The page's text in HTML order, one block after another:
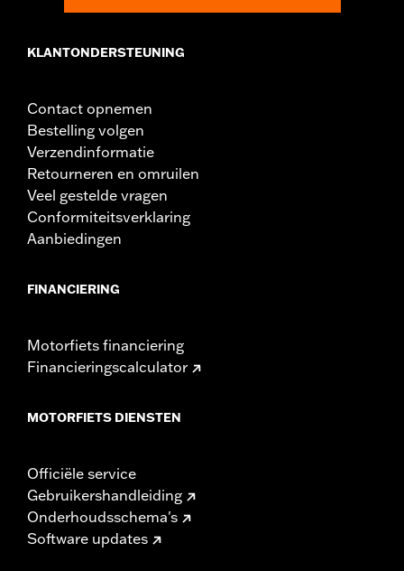
KLANTONDERSTEUNING
Contact opnemen
Bestelling volgen
Verzendinformatie
Retourneren en omruilen
Veel gestelde vragen
Conformiteitsverklaring
Aanbiedingen
FINANCIERING
Motorfiets financiering
Financieringscalculator
MOTORFIETS DIENSTEN
Officiële service
Gebruikershandleiding
Onderhoudsschema's
Software updates